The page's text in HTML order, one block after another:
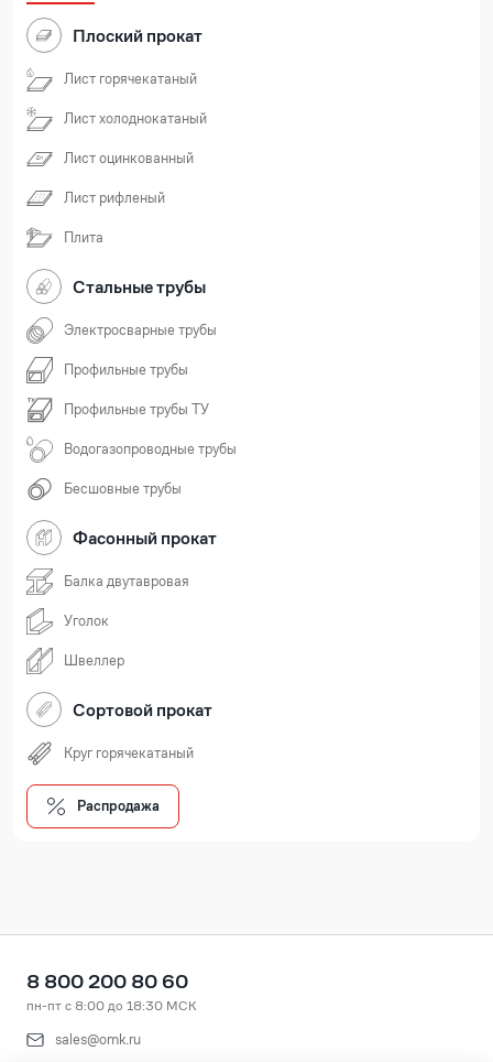
Плоский прокат
Лист горячекатаный
Лист холоднокатаный
Лист оцинкованный
Лист рифленый
Плита
Стальные трубы
Электросварные трубы
Профильные трубы
Профильные трубы ТУ
Водогазопроводные трубы
Бесшовные трубы
Фасонный прокат
Балка двутавровая
Уголок
Швеллер
Сортовой прокат
Круг горячекатаный
Распродажа
8 800 200 80 60
пн-пт с 8:00 до 18:30 МСК
sales@omk.ru